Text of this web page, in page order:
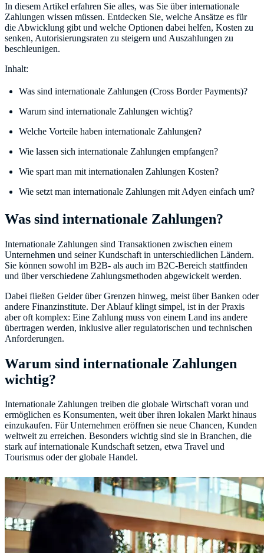
In diesem Artikel erfahren Sie alles, was Sie über internationale
Zahlungen wissen müssen. Entdecken Sie, welche Ansätze es für
die Abwicklung gibt und welche Optionen dabei helfen, Kosten zu
senken, Autorisierungsraten zu steigern und Auszahlungen zu
beschleunigen.
Inhalt:
Was sind internationale Zahlungen (Cross Border Payments)?
Warum sind internationale Zahlungen wichtig?
Welche Vorteile haben internationale Zahlungen?
Wie lassen sich internationale Zahlungen empfangen?
Wie spart man mit internationalen Zahlungen Kosten?
Wie setzt man internationale Zahlungen mit Adyen einfach um?
Was sind internationale Zahlungen?
Internationale Zahlungen sind Transaktionen zwischen einem
Unternehmen und seiner Kundschaft in unterschiedlichen Ländern.
Sie können sowohl im B2B- als auch im B2C-Bereich stattfinden
und über verschiedene Zahlungsmethoden abgewickelt werden.
Dabei fließen Gelder über Grenzen hinweg, meist über Banken oder
andere Finanzinstitute. Der Ablauf klingt simpel, ist in der Praxis
aber oft komplex: Eine Zahlung muss von einem Land ins andere
übertragen werden, inklusive aller regulatorischen und technischen
Anforderungen.
Warum sind internationale Zahlungen
wichtig?
Internationale Zahlungen treiben die globale Wirtschaft voran und
ermöglichen es Konsumenten, weit über ihren lokalen Markt hinaus
einzukaufen. Für Unternehmen eröffnen sie neue Chancen, Kunden
weltweit zu erreichen. Besonders wichtig sind sie in Branchen, die
stark auf internationale Kundschaft setzen, etwa Travel und
Tourismus oder der globale Handel.